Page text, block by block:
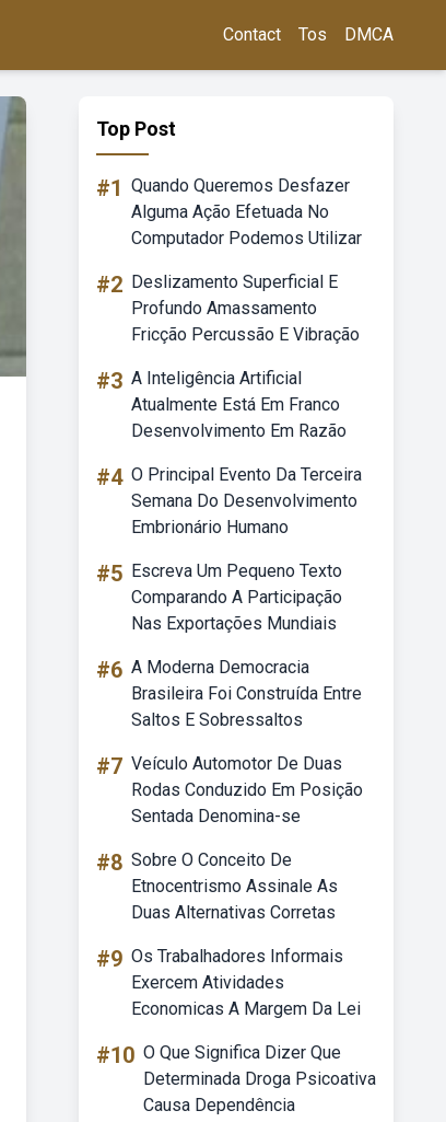
Contact Tos DMCA
Top Post
#1 Quando Queremos Desfazer
Alguma Ação Efetuada No
Computador Podemos Utilizar
#2 Deslizamento Superficial E
Profundo Amassamento
Fricção Percussão E Vibração
#3 A Inteligência Artificial
Atualmente Está Em Franco
Desenvolvimento Em Razão
#4 O Principal Evento Da Terceira
Semana Do Desenvolvimento
Embrionário Humano
#5 Escreva Um Pequeno Texto
Comparando A Participação
Nas Exportações Mundiais
#6 A Moderna Democracia
Brasileira Foi Construída Entre
Saltos E Sobressaltos
#7 Veículo Automotor De Duas
Rodas Conduzido Em Posição
Sentada Denomina-se
#8 Sobre O Conceito De
Etnocentrismo Assinale As
Duas Alternativas Corretas
#9 Os Trabalhadores Informais
Exercem Atividades
Economicas A Margem Da Lei
#10 O Que Significa Dizer Que
Determinada Droga Psicoativa
Causa Dependência